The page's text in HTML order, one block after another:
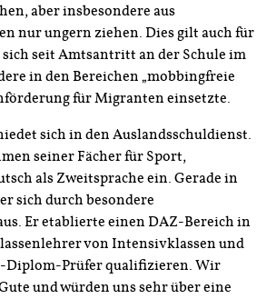
aber insbesondere aus
nur ungern ziehen. Dies gilt auch für
sich seit Amtsantritt an der Schule im
in den Bereichen „mobbingfreie
für Migranten einsetzte.
sich in den Auslandsschuldienst.
seiner Fächer für Sport,
als Zweitsprache ein. Gerade in
sich durch besondere
Er etablierte einen DAZ-Bereich in
von Intensivklassen und
Diplom-Prüfer qualifizieren. Wir
und würden uns sehr über eine